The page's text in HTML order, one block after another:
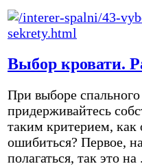
Выбор кровати.
При выборе спального
придерживайтесь
таким критерием,
ошибиться? Первое,
полагаться, так это на